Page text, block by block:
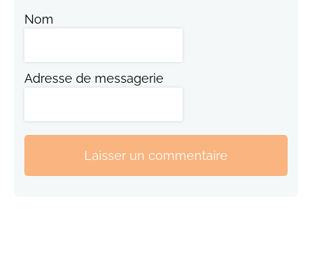
Nom
Adresse de messagerie
Laisser un commentaire